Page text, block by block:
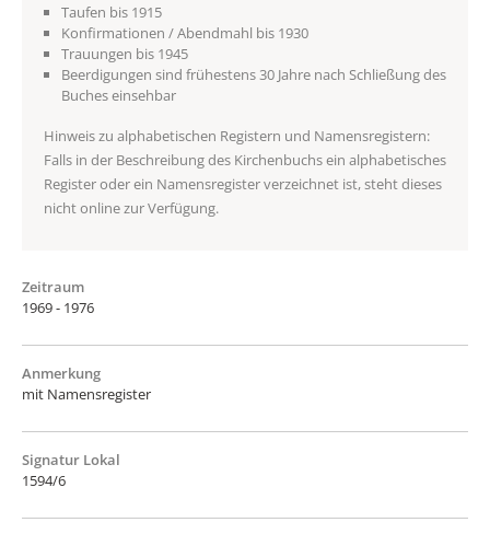
Taufen bis 1915
Konfirmationen / Abendmahl bis 1930
Trauungen bis 1945
Beerdigungen sind frühestens 30 Jahre nach Schließung des
Buches einsehbar
Hinweis zu alphabetischen Registern und Namensregistern:
Falls in der Beschreibung des Kirchenbuchs ein alphabetisches
Register oder ein Namensregister verzeichnet ist, steht dieses
nicht online zur Verfügung.
Zeitraum
1969 - 1976
Anmerkung
mit Namensregister
Signatur Lokal
1594/6